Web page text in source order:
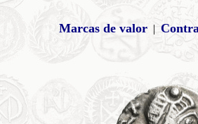
Marcas de valor|